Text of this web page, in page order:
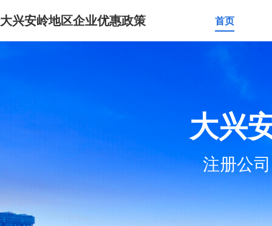
大兴安岭地区企业优惠政策 首页
大兴
注册公